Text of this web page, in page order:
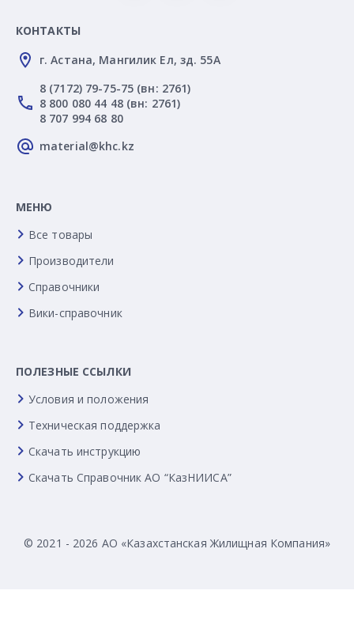
КОНТАКТЫ
г. Астана, Мангилик Ел, зд. 55А
8 (7172) 79-75-75 (вн: 2761)
8 800 080 44 48 (вн: 2761)
8 707 994 68 80
material@khc.kz
МЕНЮ
Все товары
Производители
Справочники
Вики-справочник
ПОЛЕЗНЫЕ ССЫЛКИ
Условия и положения
Техническая поддержка
Скачать инструкцию
Скачать Справочник АО “КазНИИСА”
© 2021 - 2026 АО «Казахстанская Жилищная Компания»